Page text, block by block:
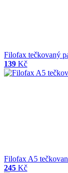
Filofax tečkovaný
139 Kč
Filofax A5
245 Kč